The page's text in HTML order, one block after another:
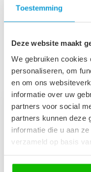
Toestemming
Deze website maakt
We gebruiken cookies
personaliseren, om
en om ons
informatie over uw
partners voor social
partners kunnen deze
informatie die u aan
verzameld op basis
Productomschrijving
Recent
-11%